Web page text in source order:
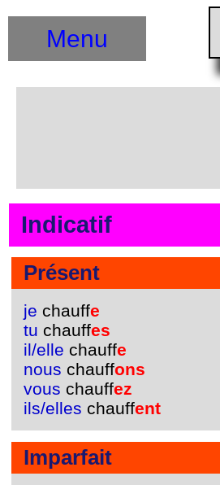
Menu
Indicatif
Présent
je chauffe
tu chauffes
il/elle chauffe
nous chauffons
vous chauffez
ils/elles chauffent
Imparfait